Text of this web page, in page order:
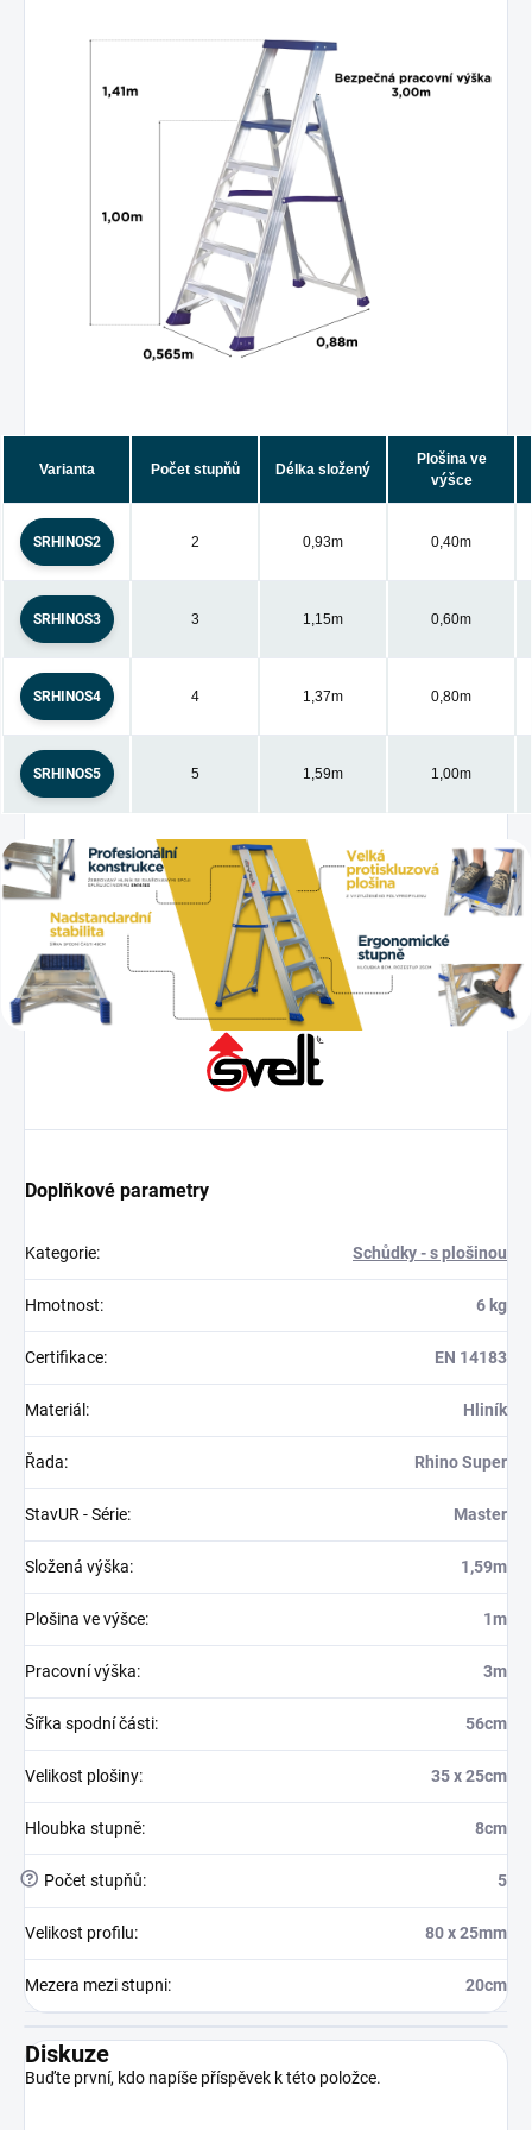
Varianta Počet stupňů Délka složený
Plošina ve
výšce
SRHINOS2 2 0,93m 0,40m
SRHINOS3 3 1,15m 0,60m
SRHINOS4 4 1,37m 0,80m
SRHINOS5 5 1,59m 1,00m
Doplňkové parametry
Kategorie: Schůdky - s plošinou
Hmotnost: 6 kg
Certifikace: EN 14183
Materiál : Hliník
Řada: Rhino Super
StavUR - Série: Master
Složená výška: 1,59m
Plošina ve výšce: 1m
Pracovní výška: 3m
Šířka spodní části: 56cm
Velikost plošiny: 35 x 25cm
Hloubka stupně: 8cm
? Počet stupňů: 5
Velikost profilu: 80 x 25mm
Mezera mezi stupni: 20cm
Diskuze
Buďte první, kdo napíše příspěvek k této položce.